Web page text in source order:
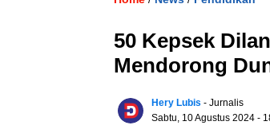
50 Kepsek
Mendorong
Hery Lubis - Jurnalis
Sabtu, 10 Agustus 2024 -